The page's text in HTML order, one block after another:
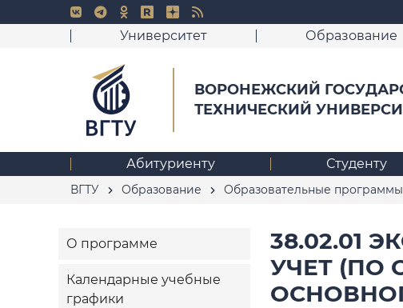
Университет Образование
ВОРОНЕЖСКИЙ
ТЕХНИЧЕСКИЙ
Абитуриенту Студенту
ВГТУ Образование Образовательные программы
О программе
Календарные учебные
графики
38.02.01
УЧЕТ (ПО